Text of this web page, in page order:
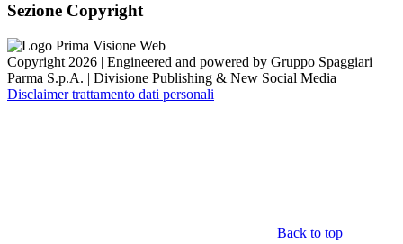
Sezione Copyright
Copyright 2026 | Engineered and powered by Gruppo Spaggiari
Parma S.p.A. | Divisione Publishing & New Social Media
Disclaimer trattamento dati personali
Back to top